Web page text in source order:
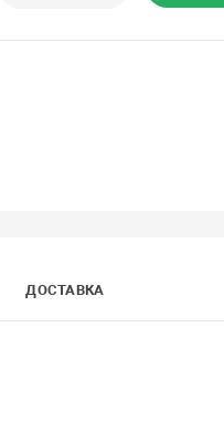
ДОСТАВКА